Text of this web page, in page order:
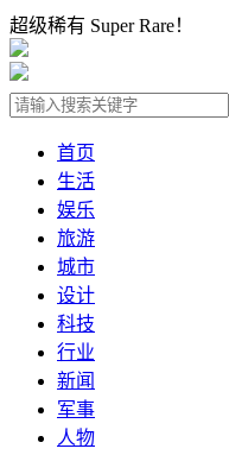
超级稀有 Super Rare！
首页
生活
娱乐
旅游
城市
设计
科技
行业
新闻
军事
人物